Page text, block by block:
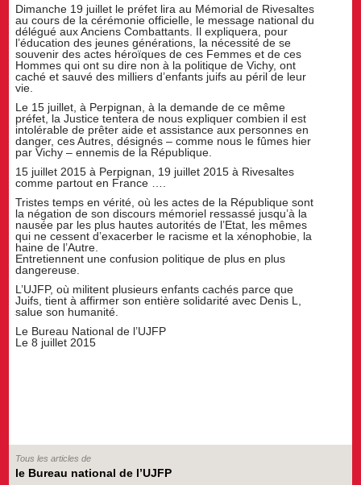
Dimanche 19 juillet le préfet lira au Mémorial de Rivesaltes
au cours de la cérémonie officielle, le message national du
délégué aux Anciens Combattants. Il expliquera, pour
l’éducation des jeunes générations, la nécessité de se
souvenir des actes héroïques de ces Femmes et de ces
Hommes qui ont su dire non à la politique de Vichy, ont
caché et sauvé des milliers d’enfants juifs au péril de leur
vie.
Le 15 juillet, à Perpignan, à la demande de ce même
préfet, la Justice tentera de nous expliquer combien il est
intolérable de prêter aide et assistance aux personnes en
danger, ces Autres, désignés – comme nous le fûmes hier
par Vichy – ennemis de la République.
15 juillet 2015 à Perpignan, 19 juillet 2015 à Rivesaltes
comme partout en France ….
Tristes temps en vérité, où les actes de la République sont
la négation de son discours mémoriel ressassé jusqu’à la
nausée par les plus hautes autorités de l’Etat, les mêmes
qui ne cessent d’exacerber le racisme et la xénophobie, la
haine de l’Autre.
Entretiennent une confusion politique de plus en plus
dangereuse.
L’UJFP, où militent plusieurs enfants cachés parce que
Juifs, tient à affirmer son entière solidarité avec Denis L,
salue son humanité.
Le Bureau National de l’UJFP
Le 8 juillet 2015
Tous les articles de
le Bureau national de l’UJFP